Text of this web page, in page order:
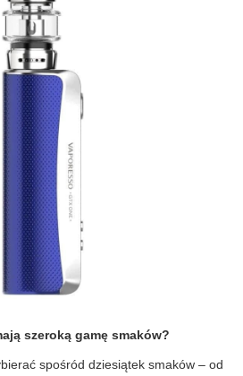
szeroką gamę smaków?
spośród dziesiątek smaków – od